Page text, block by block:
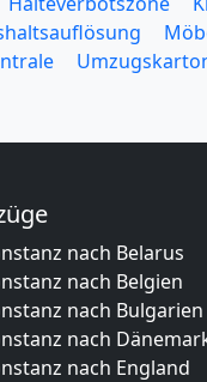
nach Belarus
nach Belgien
nach Bulgarien
nach
nach England